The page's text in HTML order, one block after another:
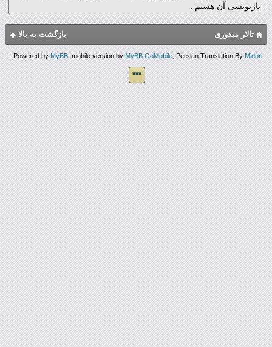
بازنویسی آن هستم .
بازگشت به بالا تالار میدوری
Powered byMyBB, mobile version byMyBB GoMobile, Persian Translation ByMidori
.
***